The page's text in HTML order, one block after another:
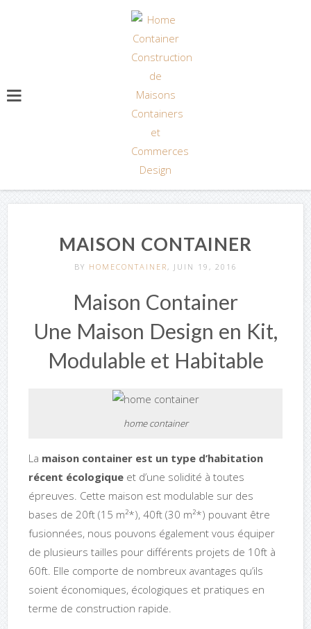
MAISON CONTAINER
BY HOMECONTAINER , JUIN 19, 2016
Maison Container
Une Maison Design en Kit,
Modulable et Habitable
home container
La maison container est un type d’habitation
récent écologique et d’une solidité à toutes
épreuves. Cette maison est modulable sur des
bases de 20ft (15 m²*), 40ft (30 m²*) pouvant être
fusionnées, nous pouvons également vous équiper
de plusieurs tailles pour différents projets de 10ft à
60ft. Elle comporte de nombreux avantages qu’ils
soient économiques, écologiques et pratiques en
terme de construction rapide.